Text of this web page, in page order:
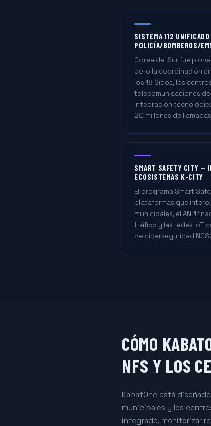
SISTEMA 112
POLICÍA/BOMBEROS/
Corea del Sur fue
pero la coordinación
los 18 Sidos, los
telecomunicaciones
integración
20 millones de
SMART SAFETY CITY —
ECOSISTEMAS K-CITY
El programa Smart
plataformas que
municipales, el ANPR
tráfico y las redes IoT
de ciberseguridad
CÓMO
NFS Y LOS
KabatOne está
municipales y los
integrado, monitorizar